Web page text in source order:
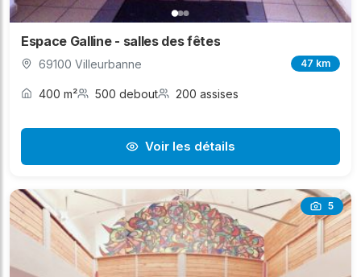
Espace Galline - salles des fêtes
69100 Villeurbanne 47 km
400 m² 500 debout 200 assises
Voir les détails
5